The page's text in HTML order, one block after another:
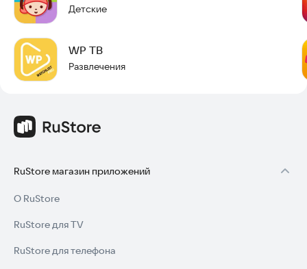
Детские
WP ТВ
Развлечения
RuStore магазин приложений
О RuStore
RuStore для TV
RuStore для телефона